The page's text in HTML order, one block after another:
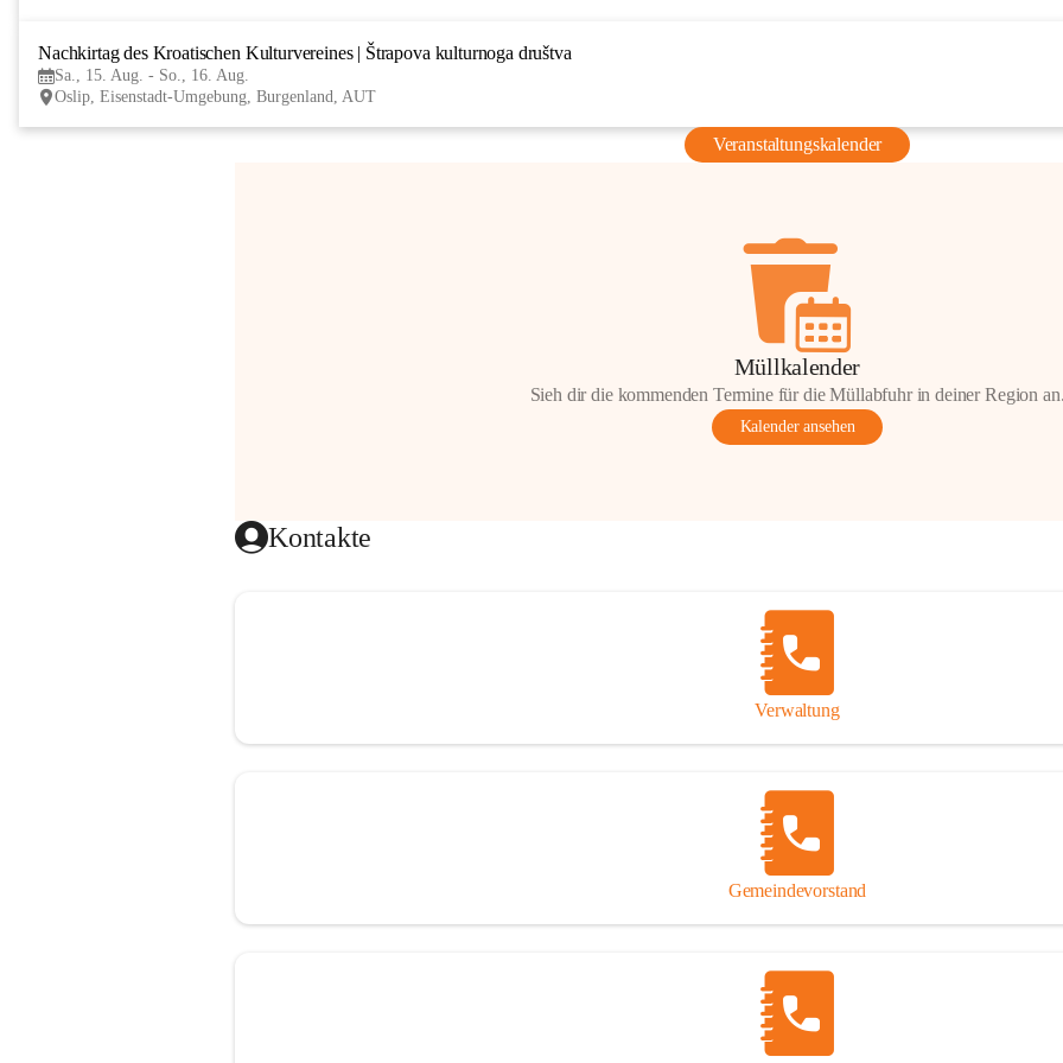
Nachkirtag des Kroatischen Kulturvereines | Štrapova kulturnoga društva
Sa., 15. Aug. - So., 16. Aug.
Oslip, Eisenstadt-Umgebung, Burgenland, AUT
Veranstaltungskalender
Müllkalender
Sieh dir die kommenden Termine für die Müllabfuhr in deiner Region an.
Kalender ansehen
Kontakte
Verwaltung
Gemeindevorstand